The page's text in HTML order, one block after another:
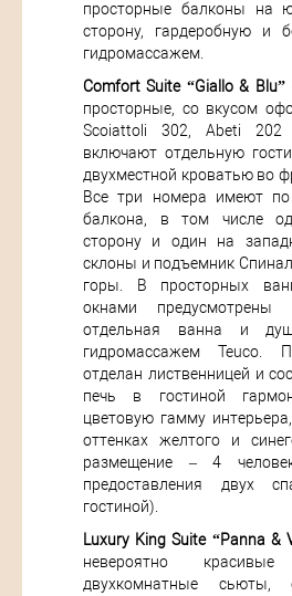
просторные балконы на
сторону, гардеробную и
гидромассажем.
Comfort Suite “Giallo & Blu”
просторные, со вкусом
Scoiattoli 302, Abeti 202
включают отдельную
двухместной кроватью во
Все три номера имеют
балкона, в том числе
сторону и один на
склоны и подъемник
горы. В просторных
окнами
отдельная ванна и
гидромассажем Teuco.
отделан лиственницей и
печь в гостиной
цветовую гамму
оттенках желтого и
размещение – 4
предоставления двух
гостиной).
Luxury King Suite “Panna &
невероятно
двухкомнатные сьюты,